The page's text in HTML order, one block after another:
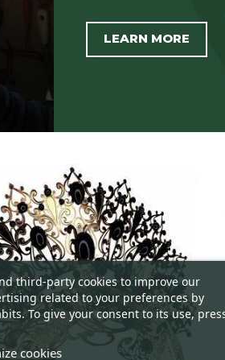
LEARN MORE
third-party cookies to improve our
related to your preferences by
To give your consent to its use,
cookies